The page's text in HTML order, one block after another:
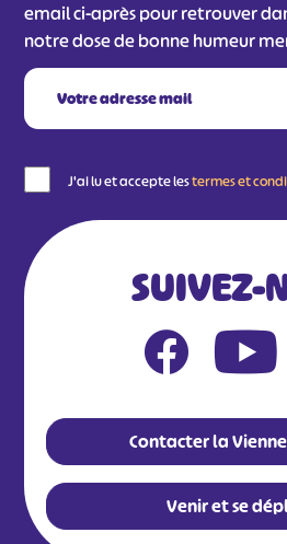
email ci-après pour retrouver
notre dose de bonne humeur
J'ai lu et accepte lestermes et
SUIVEZ-
Contacter la
Venir et se
#
#
#